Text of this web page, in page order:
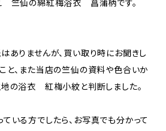
仙の綿紅梅浴衣 菖蒲柄です。
ありませんが、買い取り時にお聞きし
と、また当店の竺仙の資料や色合いか
の浴衣 紅梅小紋と判断しました。
いる方でしたら、お写真でも分かって